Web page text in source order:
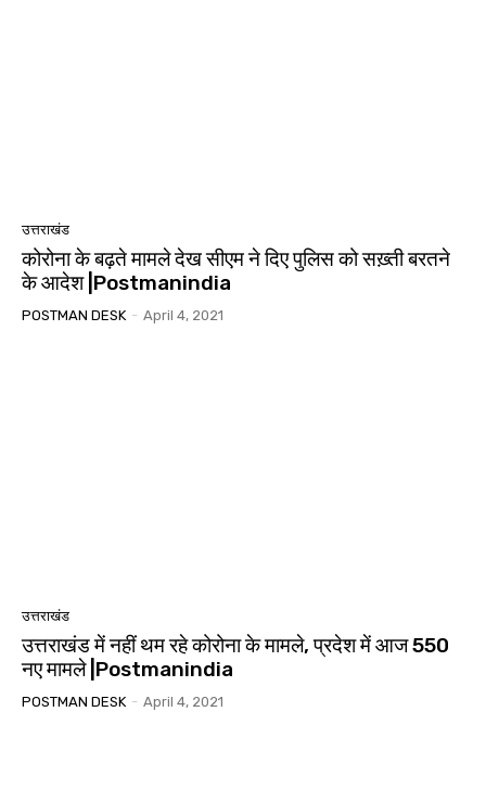
उत्तराखंड
कोरोना के बढ़ते मामले देख सीएम ने दिए पुलिस को सख़्ती बरतने
के आदेश |Postmanindia
POSTMAN DESK - April 4, 2021
उत्तराखंड
उत्तराखंड में नहीं थम रहे कोरोना के मामले, प्रदेश में आज 550
नए मामले |Postmanindia
POSTMAN DESK - April 4, 2021